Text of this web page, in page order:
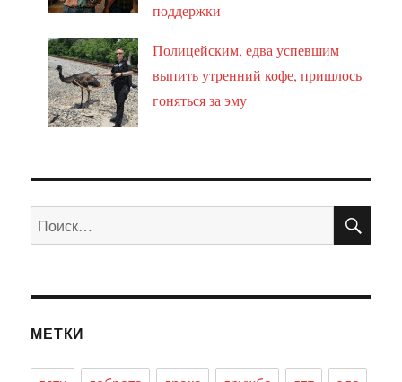
поддержки
Полицейским, едва успевшим
выпить утренний кофе, пришлось
гоняться за эму
Искать:
МЕТКИ